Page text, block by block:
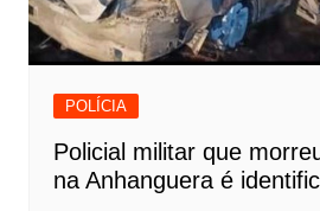
POLÍCIA
Policial militar que
na Anhanguera é